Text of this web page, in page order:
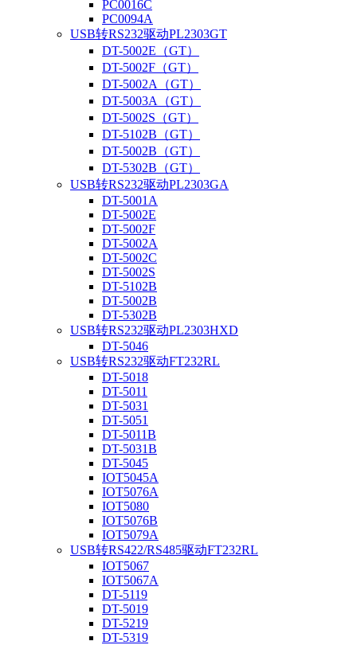
PC0016C
PC0094A
USB转RS232驱动PL2303GT
DT-5002E（GT）
DT-5002F（GT）
DT-5002A（GT）
DT-5003A（GT）
DT-5002S（GT）
DT-5102B（GT）
DT-5002B（GT）
DT-5302B（GT）
USB转RS232驱动PL2303GA
DT-5001A
DT-5002E
DT-5002F
DT-5002A
DT-5002C
DT-5002S
DT-5102B
DT-5002B
DT-5302B
USB转RS232驱动PL2303HXD
DT-5046
USB转RS232驱动FT232RL
DT-5018
DT-5011
DT-5031
DT-5051
DT-5011B
DT-5031B
DT-5045
IOT5045A
IOT5076A
IOT5080
IOT5076B
IOT5079A
USB转RS422/RS485驱动FT232RL
IOT5067
IOT5067A
DT-5119
DT-5019
DT-5219
DT-5319